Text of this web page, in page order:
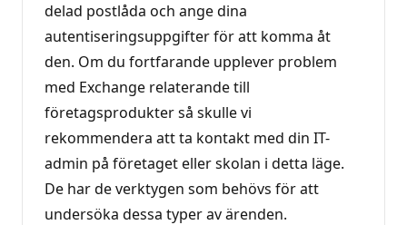
delad postlåda och ange dina
autentiseringsuppgifter för att komma åt
den. Om du fortfarande upplever problem
med Exchange relaterande till
företagsprodukter så skulle vi
rekommendera att ta kontakt med din IT-
admin på företaget eller skolan i detta läge.
De har de verktygen som behövs för att
undersöka dessa typer av ärenden.